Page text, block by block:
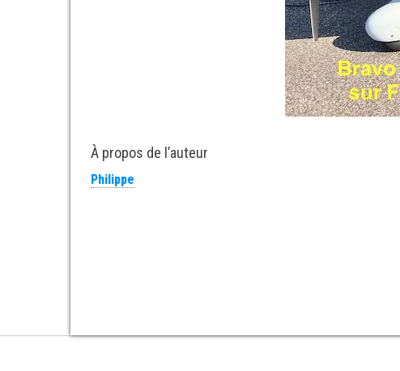
À propos de l’auteur
Philippe